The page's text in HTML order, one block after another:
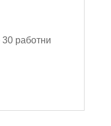
30 работни